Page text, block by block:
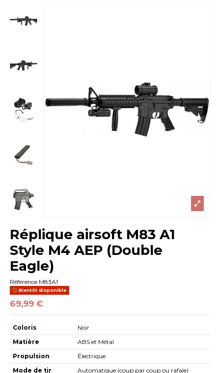
Réplique airsoft M83 A1
Style M4 AEP (Double
Eagle)
Référence M83A1
Bientôt disponible
69,99 €
Coloris
Noir
Matière
ABS et Métal
Propulsion
Électrique
Mode de tir
Automatique (coup par coup ou rafale)